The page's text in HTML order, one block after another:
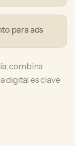
para ads
combina
digital es clave